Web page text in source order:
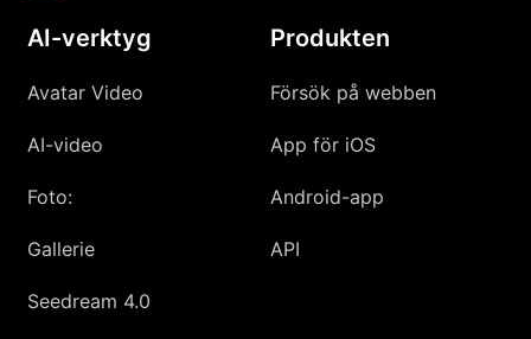
AI-verktyg
Avatar Video
AI-video
Foto:
Gallerie
Seedream 4.0
Produkten
Försök på webben
App för iOS
Android-app
API